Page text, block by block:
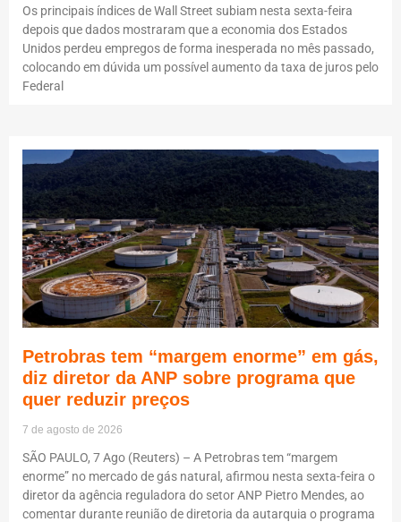
Os principais índices de Wall Street subiam nesta sexta-feira
depois que dados mostraram que a economia dos Estados
Unidos perdeu empregos de forma inesperada no mês passado,
colocando em dúvida um possível aumento da taxa de juros pelo
Federal
Petrobras tem “margem enorme” em gás,
diz diretor da ANP sobre programa que
quer reduzir preços
7 de agosto de 2026
SÃO PAULO, 7 Ago (Reuters) – A Petrobras tem “margem
enorme” no mercado de gás natural, afirmou nesta sexta-feira o
diretor da agência reguladora do setor ANP Pietro Mendes, ao
comentar durante reunião de diretoria da autarquia o programa